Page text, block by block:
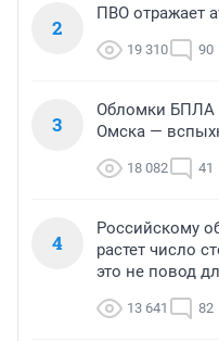
2
ПВО отражает
19 310 90
3
Обломки БПЛА
Омска —
18 082 41
4
Российскому
растет число
это не повод
13 641 82